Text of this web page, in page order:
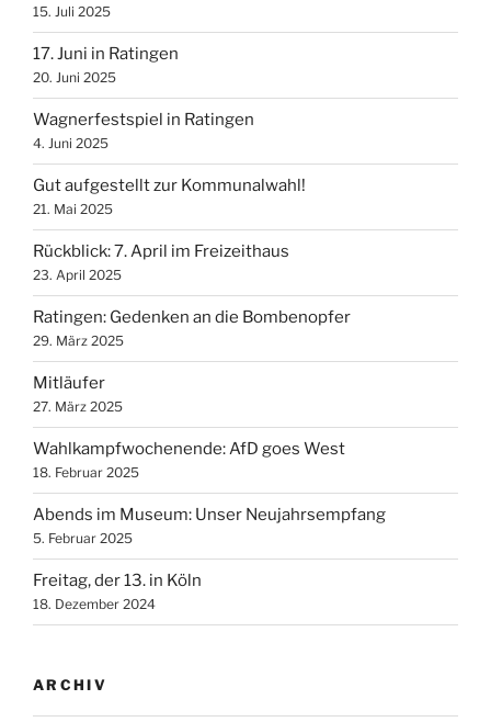
15. Juli 2025
17. Juni in Ratingen
20. Juni 2025
Wagnerfestspiel in Ratingen
4. Juni 2025
Gut aufgestellt zur Kommunalwahl!
21. Mai 2025
Rückblick: 7. April im Freizeithaus
23. April 2025
Ratingen: Gedenken an die Bombenopfer
29. März 2025
Mitläufer
27. März 2025
Wahlkampfwochenende: AfD goes West
18. Februar 2025
Abends im Museum: Unser Neujahrsempfang
5. Februar 2025
Freitag, der 13. in Köln
18. Dezember 2024
ARCHIV